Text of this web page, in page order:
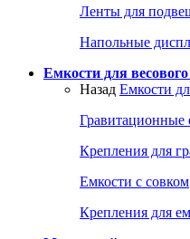
Ленты для
Напольные
Емкости для
Назад Емкости
Гравитационные
Крепления для
Емкости с совком
Крепления для